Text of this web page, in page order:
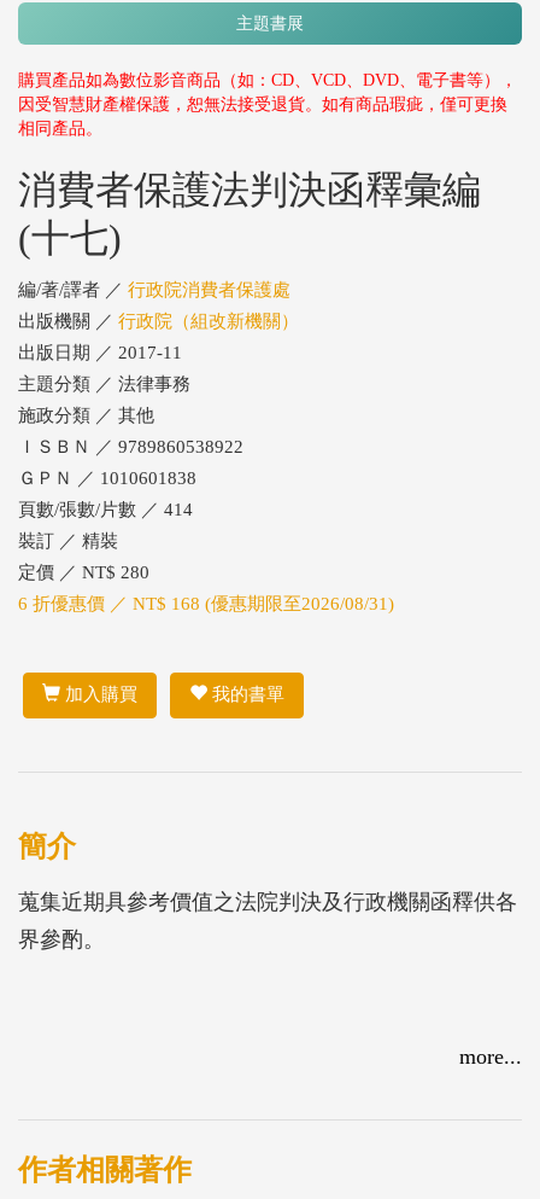
主題書展
購買產品如為數位影音商品（如：CD、VCD、DVD、電子書等），
因受智慧財產權保護，恕無法接受退貨。如有商品瑕疵，僅可更換
相同產品。
消費者保護法判決函釋彙編
(十七)
編/著/譯者 ／ 行政院消費者保護處
出版機關 ／ 行政院（組改新機關）
出版日期 ／ 2017-11
主題分類 ／ 法律事務
施政分類 ／ 其他
ＩＳＢＮ ／ 9789860538922
ＧＰＮ ／ 1010601838
頁數/張數/片數 ／ 414
裝訂 ／ 精裝
定價 ／ NT$ 280
6 折優惠價 ／ NT$ 168 (優惠期限至2026/08/31)
加入購買 我的書單
簡介
蒐集近期具參考價值之法院判決及行政機關函釋供各
界參酌。
more...
作者相關著作